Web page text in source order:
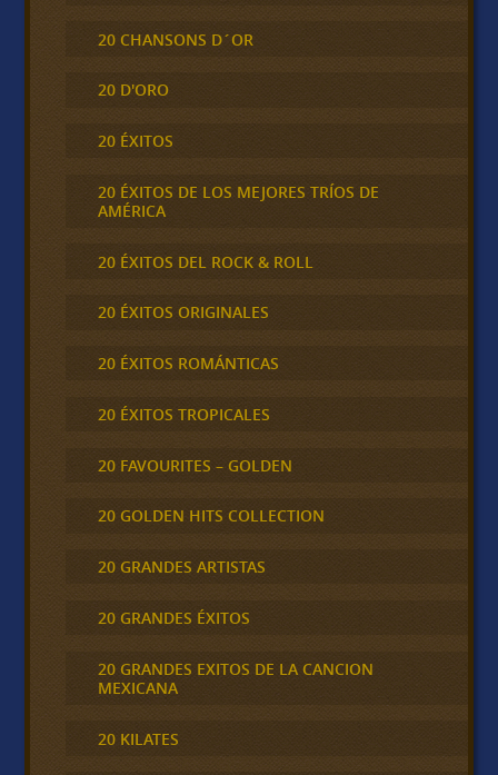
20 CHANSONS D´OR
20 D'ORO
20 ÉXITOS
20 ÉXITOS DE LOS MEJORES TRÍOS DE
AMÉRICA
20 ÉXITOS DEL ROCK & ROLL
20 ÉXITOS ORIGINALES
20 ÉXITOS ROMÁNTICAS
20 ÉXITOS TROPICALES
20 FAVOURITES – GOLDEN
20 GOLDEN HITS COLLECTION
20 GRANDES ARTISTAS
20 GRANDES ÉXITOS
20 GRANDES EXITOS DE LA CANCION
MEXICANA
20 KILATES